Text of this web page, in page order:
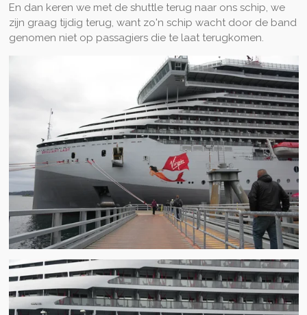
En dan keren we met de shuttle terug naar ons schip, we
zijn graag tijdig terug, want zo'n schip wacht door de band
genomen niet op passagiers die te laat terugkomen.